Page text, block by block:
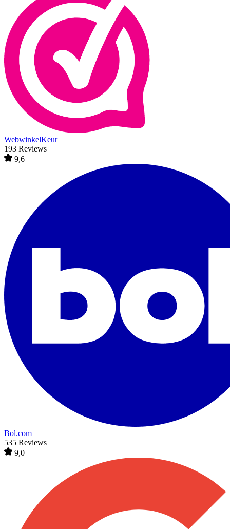
WebwinkelKeur
193 Reviews
9,6
Bol.com
535 Reviews
9,0